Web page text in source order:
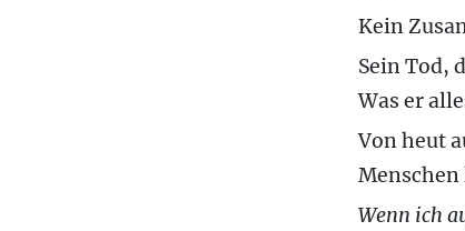
Kein
Sein Tod,
Was er
Von heut
Wenn ich